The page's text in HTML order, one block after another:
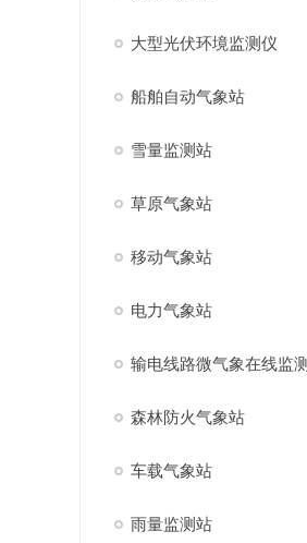
大型光伏环境监测仪
船舶自动气象站
雪量监测站
草原气象站
移动气象站
电力气象站
输电线路微气象在线监
森林防火气象站
车载气象站
雨量监测站